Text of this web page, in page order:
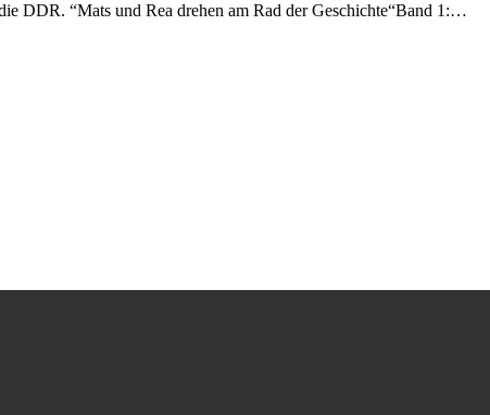
DDR. “Mats und Rea drehen am Rad der Geschichte“Band 1:…